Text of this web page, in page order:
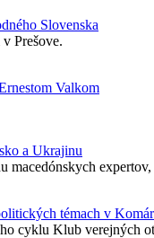
Slovenska
Prešove.
Valkom
a Ukrajinu
macedónskych
témach v
cyklu Klub verejných